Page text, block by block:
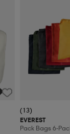
(13)
EVEREST
Pack Bags 6-